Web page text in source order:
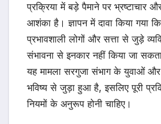
प्रक्रिया में बड़े पैमाने पर भ्रष्टाचार
आशंका है। ज्ञापन में दावा किया गया
प्रभावशाली लोगों और सत्ता से जुड़े
संभावना से इनकार नहीं किया जा
यह मामला सरगुजा संभाग के युवाओं और
भविष्य से जुड़ा हुआ है, इसलिए पूरी
नियमों के अनुरूप होनी चाहिए।